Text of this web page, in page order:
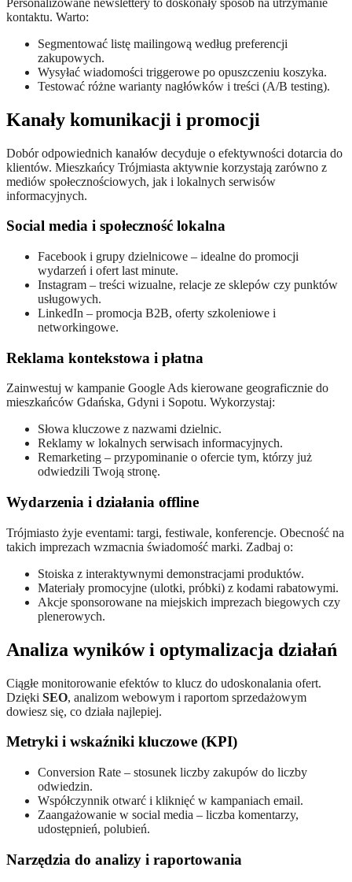
kontaktu. Warto:
Segmentować listę mailingową według preferencji
zakupowych.
Wysyłać wiadomości triggerowe po opuszczeniu koszyka.
Testować różne warianty nagłówków i treści (A/B testing).
Kanały komunikacji i promocji
Dobór odpowiednich kanałów decyduje o efektywności dotarcia do
klientów. Mieszkańcy Trójmiasta aktywnie korzystają zarówno z
mediów społecznościowych, jak i lokalnych serwisów
informacyjnych.
Social media i społeczność lokalna
Facebook i grupy dzielnicowe – idealne do promocji
wydarzeń i ofert last minute.
Instagram – treści wizualne, relacje ze sklepów czy punktów
usługowych.
LinkedIn – promocja B2B, oferty szkoleniowe i
networkingowe.
Reklama kontekstowa i płatna
Zainwestuj w kampanie Google Ads kierowane geograficznie do
mieszkańców Gdańska, Gdyni i Sopotu. Wykorzystaj:
Słowa kluczowe z nazwami dzielnic.
Reklamy w lokalnych serwisach informacyjnych.
Remarketing – przypominanie o ofercie tym, którzy już
odwiedzili Twoją stronę.
Wydarzenia i działania offline
Trójmiasto żyje eventami: targi, festiwale, konferencje. Obecność na
takich imprezach wzmacnia świadomość marki. Zadbaj o:
Stoiska z interaktywnymi demonstracjami produktów.
Materiały promocyjne (ulotki, próbki) z kodami rabatowymi.
Akcje sponsorowane na miejskich imprezach biegowych czy
plenerowych.
Analiza wyników i optymalizacja działań
Ciągłe monitorowanie efektów to klucz do udoskonalania ofert.
Dzięki SEO, analizom webowym i raportom sprzedażowym
dowiesz się, co działa najlepiej.
Metryki i wskaźniki kluczowe (KPI)
Conversion Rate – stosunek liczby zakupów do liczby
odwiedzin.
Współczynnik otwarć i kliknięć w kampaniach email.
Zaangażowanie w social media – liczba komentarzy,
udostępnień, polubień.
Narzędzia do analizy i raportowania